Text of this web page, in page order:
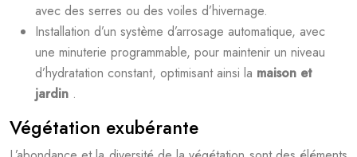
avec des serres ou des voiles d’hivernage.
Installation d’un système d’arrosage automatique, avec
une minuterie programmable, pour maintenir un niveau
d’hydratation constant, optimisant ainsi la maison et
jardin .
Végétation exubérante